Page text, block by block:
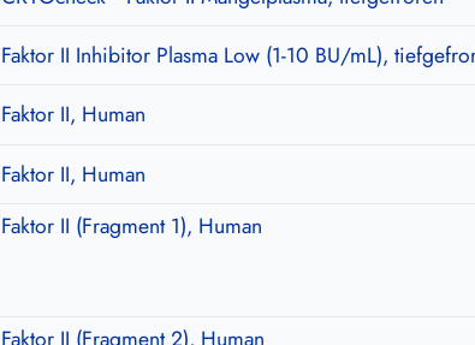
Faktor II Inhibitor Plasma Low (1-10 BU/mL),
Faktor II, Human
Faktor II, Human
Faktor II (Fragment 1), Human